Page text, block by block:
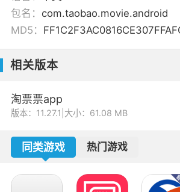
包名： com.taobao.movie.android
MD5：
相关版本
淘票票app
版本：11.27.1 大小：61.08 MB
同类游戏 热门游戏